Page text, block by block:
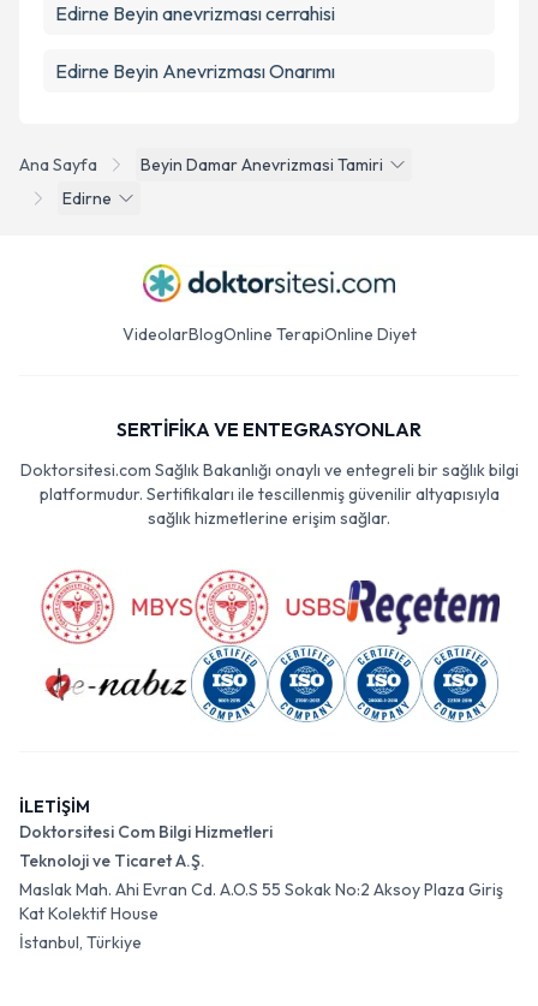
Ana Sayfa
Beyin Damar Anevrizmasi Tamiri
Edirne
Edirne Beyin anevrizması cerrahisi
Edirne Beyin Anevrizması Onarımı
VideolarBlogOnline TerapiOnline Diyet
SERTİFİKA VE ENTEGRASYONLAR
Doktorsitesi.com Sağlık Bakanlığı onaylı ve entegreli bir sağlık bilgi
platformudur. Sertifikaları ile tescillenmiş güvenilir altyapısıyla
sağlık hizmetlerine erişim sağlar.
İLETİŞİM
Doktorsitesi Com Bilgi Hizmetleri
Teknoloji ve Ticaret A.Ş.
Maslak Mah. Ahi Evran Cd. A.O.S 55 Sokak No:2 Aksoy Plaza Giriş
Kat Kolektif House
İstanbul, Türkiye